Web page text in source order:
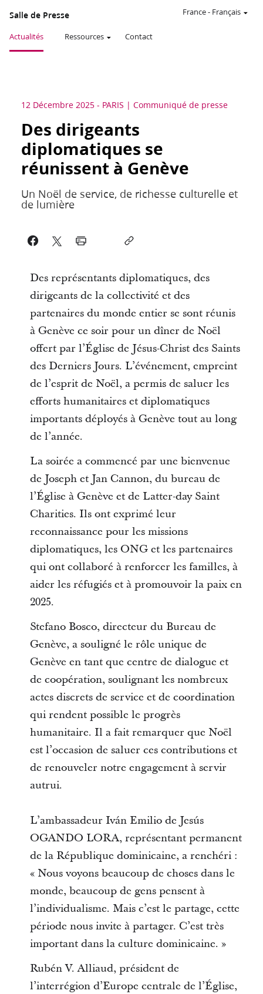
Salle de Presse
Actualités Ressources Contact
France- Français
12 Décembre 2025 - PARIS Communiqué de presse
Des dirigeants
diplomatiques se
réunissent à Genève
Un Noël de service, de richesse culturelle et
de lumière
Des représentants diplomatiques, des
dirigeants de la collectivité et des
partenaires du monde entier se sont réunis
à Genève ce soir pour un dîner de Noël
offert par l’Église de Jésus-Christ des Saints
des Derniers Jours. L’événement, empreint
de l’esprit de Noël, a permis de saluer les
efforts humanitaires et diplomatiques
importants déployés à Genève tout au long
de l’année.
La soirée a commencé par une bienvenue
de Joseph et Jan Cannon, du bureau de
l’Église à Genève et de Latter-day Saint
Charities. Ils ont exprimé leur
reconnaissance pour les missions
diplomatiques, les ONG et les partenaires
qui ont collaboré à renforcer les familles, à
aider les réfugiés et à promouvoir la paix en
2025.
Stefano Bosco, directeur du Bureau de
Genève, a souligné le rôle unique de
Genève en tant que centre de dialogue et
de coopération, soulignant les nombreux
actes discrets de service et de coordination
qui rendent possible le progrès
humanitaire. Il a fait remarquer que Noël
est l’occasion de saluer ces contributions et
de renouveler notre engagement à servir
autrui.
L’ambassadeur Iván Emilio de Jesús
OGANDO LORA, représentant permanent
de la République dominicaine, a renchéri :
« Nous voyons beaucoup de choses dans le
monde, beaucoup de gens pensent à
l’individualisme. Mais c’est le partage, cette
période nous invite à partager. C’est très
important dans la culture dominicaine. »
Rubén V. Alliaud, président de
l’interrégion d’Europe centrale de l’Église,